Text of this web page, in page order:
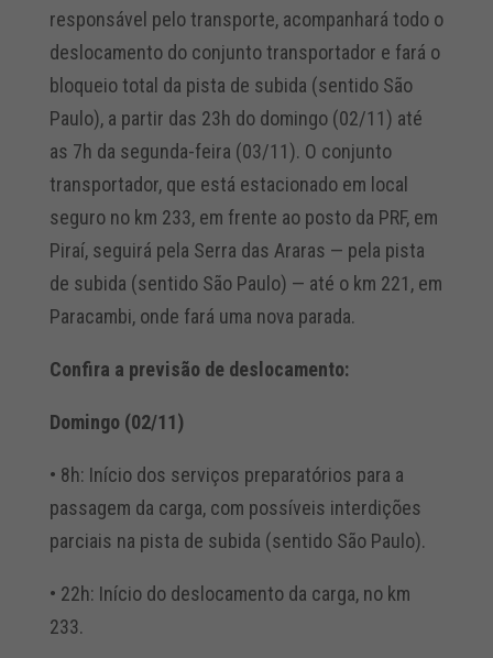
responsável pelo transporte, acompanhará todo o
deslocamento do conjunto transportador e fará o
bloqueio total da pista de subida (sentido São
Paulo), a partir das 23h do domingo (02/11) até
as 7h da segunda-feira (03/11). O conjunto
transportador, que está estacionado em local
seguro no km 233, em frente ao posto da PRF, em
Piraí, seguirá pela Serra das Araras — pela pista
de subida (sentido São Paulo) — até o km 221, em
Paracambi, onde fará uma nova parada.
Confira a previsão de deslocamento:
Domingo (02/11)
• 8h: Início dos serviços preparatórios para a
passagem da carga, com possíveis interdições
parciais na pista de subida (sentido São Paulo).
• 22h: Início do deslocamento da carga, no km
233.